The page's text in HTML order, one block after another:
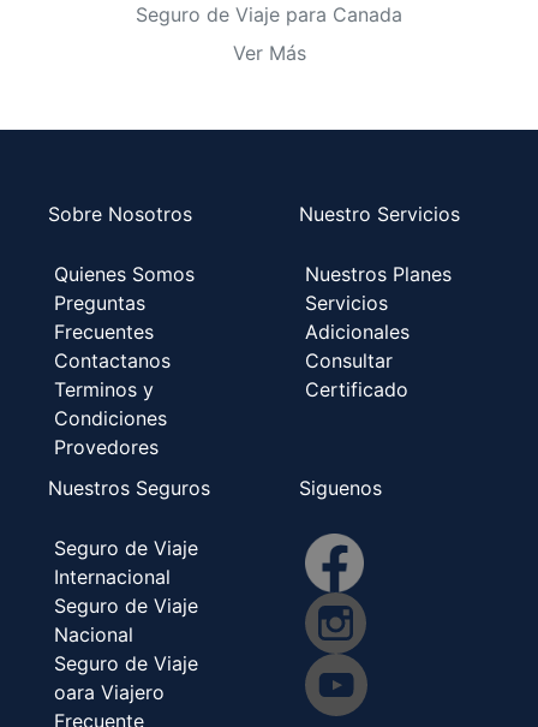
Seguro de Viaje para Canada
Ver Más
Sobre Nosotros
Quienes Somos
Preguntas
Frecuentes
Contactanos
Terminos y
Condiciones
Provedores
Nuestro Servicios
Nuestros Planes
Servicios
Adicionales
Consultar
Certificado
Nuestros Seguros
Seguro de Viaje
Internacional
Seguro de Viaje
Nacional
Seguro de Viaje
oara Viajero
Frecuente
Siguenos